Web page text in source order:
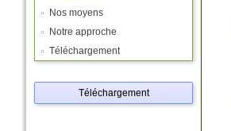
Nos moyens
Notre approche
Téléchargement
Téléchargement